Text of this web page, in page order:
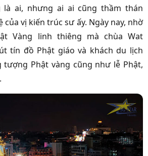
là ai, nhưng ai ai cũng thầm thán
vị kiến trúc sư ấy. Ngày nay, nhờ
Vàng linh thiêng mà chùa Wat
tín đồ Phật giáo và khách du lịch
tượng Phật vàng cũng như lễ Phật,